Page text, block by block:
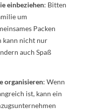
einbeziehen: Bitten
um
Packen
kann nicht nur
auch Spaß
organisieren: Wenn
ist, kann ein